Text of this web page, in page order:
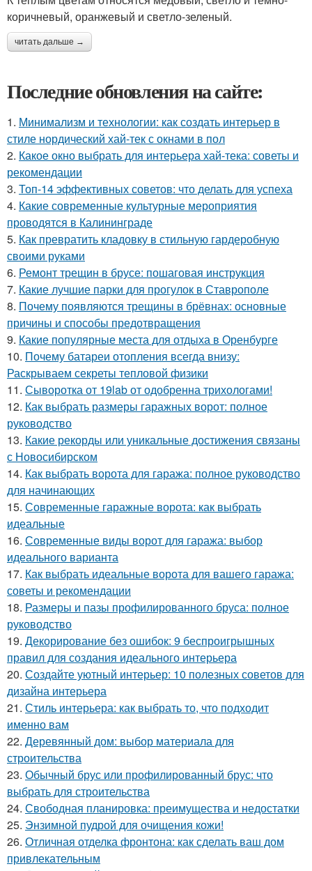
коричневый, оранжевый и светло-зеленый.
читать дальше →
Последние обновления на сайте:
1. Минимализм и технологии: как создать интерьер в
стиле нордический хай-тек с окнами в пол
2. Какое окно выбрать для интерьера хай-тека: советы и
рекомендации
3. Топ-14 эффективных советов: что делать для успеха
4. Какие современные культурные мероприятия
проводятся в Калининграде
5. Как превратить кладовку в стильную гардеробную
своими руками
6. Ремонт трещин в брусе: пошаговая инструкция
7. Какие лучшие парки для прогулок в Ставрополе
8. Почему появляются трещины в брёвнах: основные
причины и способы предотвращения
9. Какие популярные места для отдыха в Оренбурге
10. Почему батареи отопления всегда внизу:
Раскрываем секреты тепловой физики
11. Сыворотка от 19lab от одобренна трихологами!
12. Как выбрать размеры гаражных ворот: полное
руководство
13. Какие рекорды или уникальные достижения связаны
с Новосибирском
14. Как выбрать ворота для гаража: полное руководство
для начинающих
15. Современные гаражные ворота: как выбрать
идеальные
16. Современные виды ворот для гаража: выбор
идеального варианта
17. Как выбрать идеальные ворота для вашего гаража:
советы и рекомендации
18. Размеры и пазы профилированного бруса: полное
руководство
19. Декорирование без ошибок: 9 беспроигрышных
правил для создания идеального интерьера
20. Создайте уютный интерьер: 10 полезных советов для
дизайна интерьера
21. Стиль интерьера: как выбрать то, что подходит
именно вам
22. Деревянный дом: выбор материала для
строительства
23. Обычный брус или профилированный брус: что
выбрать для строительства
24. Свободная планировка: преимущества и недостатки
25. Энзимной пудрой для очищения кожи!
26. Отличная отделка фронтона: как сделать ваш дом
привлекательным